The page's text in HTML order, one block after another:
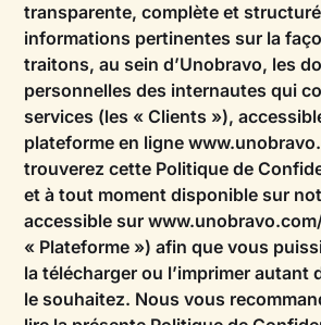
transparente, complète et
informations pertinentes sur la
traitons, au sein d’Unobravo, les
personnelles des internautes qui
services (les « Clients »),
plateforme en ligne
trouverez cette Politique de
et à tout moment disponible sur
accessible sur
« Plateforme ») afin que vous
la télécharger ou l’imprimer autant
le souhaitez. Nous vous